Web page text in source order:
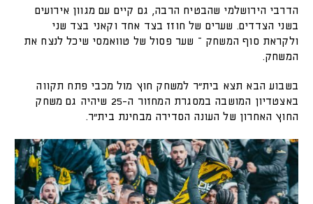
הדרבי הירושלמי שהבטיח הרבה, גם קיים עם מגוון אירועים
בשני הצדדים. שערים של חוזז בצד אחד וקאני בצד שני
ולקראת סוף המשחק – שער פסול של טוואמסי שיכל לנצח את
המשחק.
בשבוע הבא תצא בית״ר למשחק חוץ מול מכבי פתח תקווה
באצטדיון המושבה במסגרת המחזור ה-25 שיהיה גם משחק
החוץ האחרון של העונה הסדירה מבחינת בית״ר.